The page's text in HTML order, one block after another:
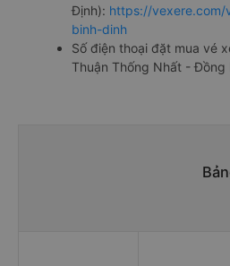
Định): https://
binh-dinh
Số điện thoại đặt mua vé
Thuận Thống Nhất - Đồng